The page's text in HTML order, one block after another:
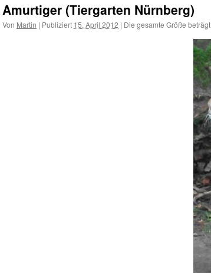
Inhalt
Amurtiger (Tiergarten Nürnberg)
Von Martin | Publiziert 15. April 2012 | Die gesamte Größe beträgt